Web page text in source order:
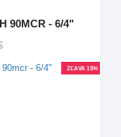
90MCR - 6/4"
ZĽAVA 15%